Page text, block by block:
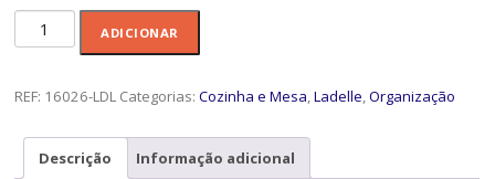
Quantidade
de
Eco
Calico
Charcoal-
ADICIONAR
REF: 16026-LDL Categorias:Cozinha e Mesa,Ladelle,Organização
Descrição Informação adicional